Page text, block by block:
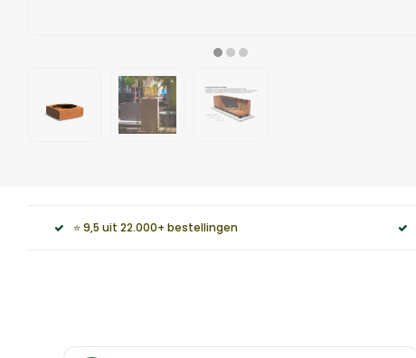
⭐ 9,5 uit 22.000+ bestellingen